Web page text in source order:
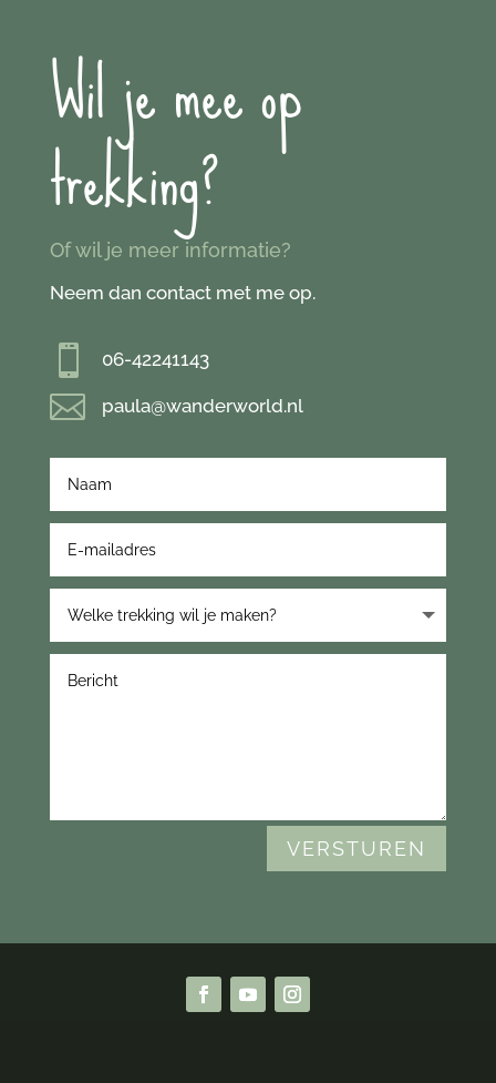
Wil je mee op
trekking?
Of wil je meer informatie?
Neem dan contact met me op.
 06-42241143
 paula@wanderworld.nl
VERSTUREN